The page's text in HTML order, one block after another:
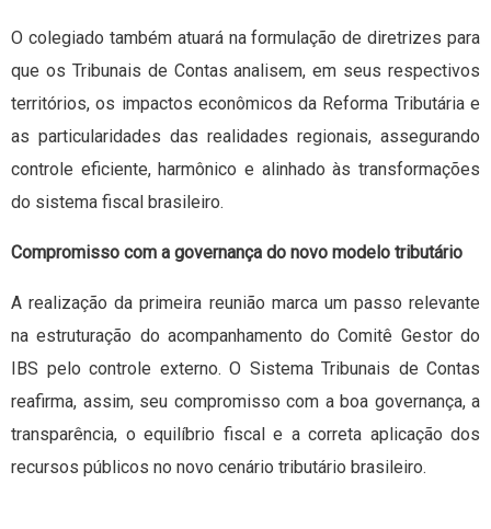
O colegiado também atuará na formulação de diretrizes para
que os Tribunais de Contas analisem, em seus respectivos
territórios, os impactos econômicos da Reforma Tributária e
as particularidades das realidades regionais, assegurando
controle eficiente, harmônico e alinhado às transformações
do sistema fiscal brasileiro.
Compromisso com a governança do novo modelo tributário
A realização da primeira reunião marca um passo relevante
na estruturação do acompanhamento do Comitê Gestor do
IBS pelo controle externo. O Sistema Tribunais de Contas
reafirma, assim, seu compromisso com a boa governança, a
transparência, o equilíbrio fiscal e a correta aplicação dos
recursos públicos no novo cenário tributário brasileiro.